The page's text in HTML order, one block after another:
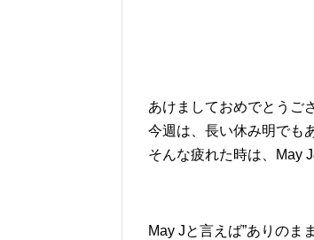
あけましておめでとうご
今週は、長い休み明でも
そんな疲れた時は、May
May Jと言えば”ありのま